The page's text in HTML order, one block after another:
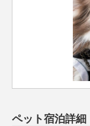
ペット宿泊詳細